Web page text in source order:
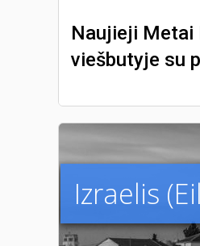
Naujieji Metai
viešbutyje su
Izraelis